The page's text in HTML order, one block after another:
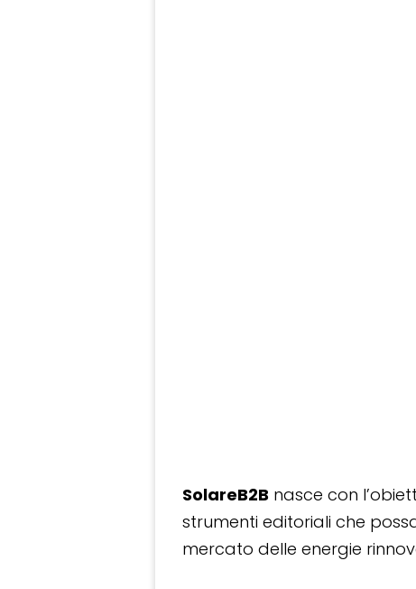
SolareB2B nasce con
strumenti editoriali che
mercato delle energie